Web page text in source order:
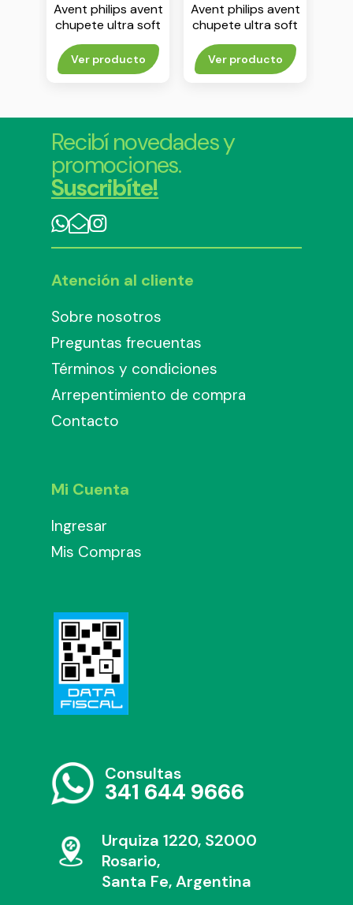
Avent philips avent
chupete ultra soft
6-18 m nene env x 2
Ver producto
Avent philips avent
chupete ultra soft
0-6 m nena env x 2
Ver producto
Recibí novedades y
promociones.
Suscribíte!
Atención al cliente
Sobre nosotros
Preguntas frecuentas
Términos y condiciones
Arrepentimiento de compra
Contacto
Mi Cuenta
Ingresar
Mis Compras
Consultas
341 644 9666
Urquiza 1220, S2000
Rosario,
Santa Fe, Argentina